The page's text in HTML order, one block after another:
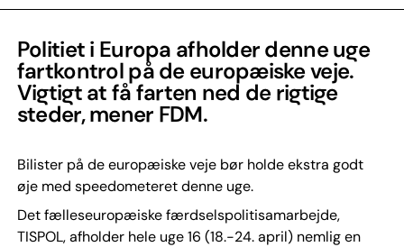
Politiet i Europa afholder denne uge
fartkontrol på de europæiske veje.
Vigtigt at få farten ned de rigtige
steder, mener FDM.
Bilister på de europæiske veje bør holde ekstra godt
øje med speedometeret denne uge.
Det fælleseuropæiske færdselspolitisamarbejde,
TISPOL, afholder hele uge 16 (18.-24. april) nemlig en